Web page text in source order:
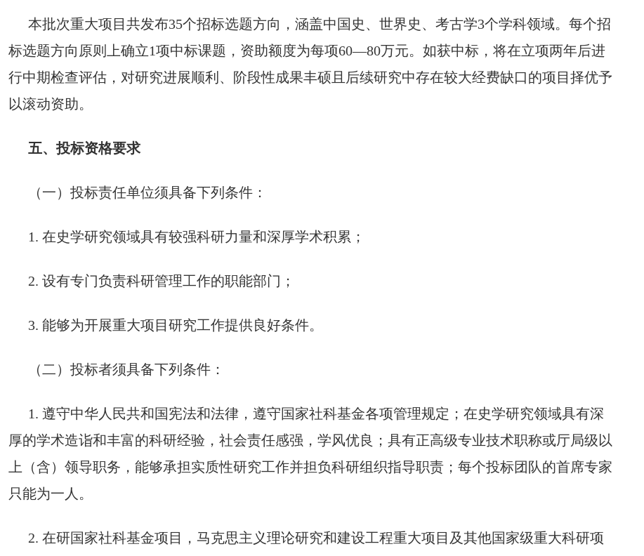
本批次重大项目共发布35个招标选题方向，涵盖中国史、世界史、考古学3个学科领域。每个招
标选题方向原则上确立1项中标课题，资助额度为每项60—80万元。如获中标，将在立项两年后进
行中期检查评估，对研究进展顺利、阶段性成果丰硕且后续研究中存在较大经费缺口的项目择优予
以滚动资助。
五、投标资格要求
（一）投标责任单位须具备下列条件：
1. 在史学研究领域具有较强科研力量和深厚学术积累；
2. 设有专门负责科研管理工作的职能部门；
3. 能够为开展重大项目研究工作提供良好条件。
（二）投标者须具备下列条件：
1. 遵守中华人民共和国宪法和法律，遵守国家社科基金各项管理规定；在史学研究领域具有深
厚的学术造诣和丰富的科研经验，社会责任感强，学风优良；具有正高级专业技术职称或厅局级以
上（含）领导职务，能够承担实质性研究工作并担负科研组织指导职责；每个投标团队的首席专家
只能为一人。
2. 在研国家社科基金项目，马克思主义理论研究和建设工程重大项目及其他国家级重大科研项